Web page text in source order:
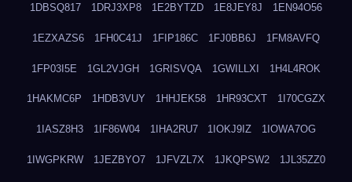
1DBSQ817 1DRJ3XP8 1E2BYTZD 1E8JEY8J 1EN94O56
1EZXAZS6 1FH0C41J 1FIP186C 1FJ0BB6J 1FM8AVFQ
1FP03I5E 1GL2VJGH 1GRISVQA 1GWILLXI 1H4L4ROK
1HAKMC6P 1HDB3VUY 1HHJEK58 1HR93CXT 1I70CGZX
1IASZ8H3 1IF86W04 1IHA2RU7 1IOKJ9IZ 1IOWA7OG
1IWGPKRW 1JEZBYO7 1JFVZL7X 1JKQPSW2 1JL35ZZ0